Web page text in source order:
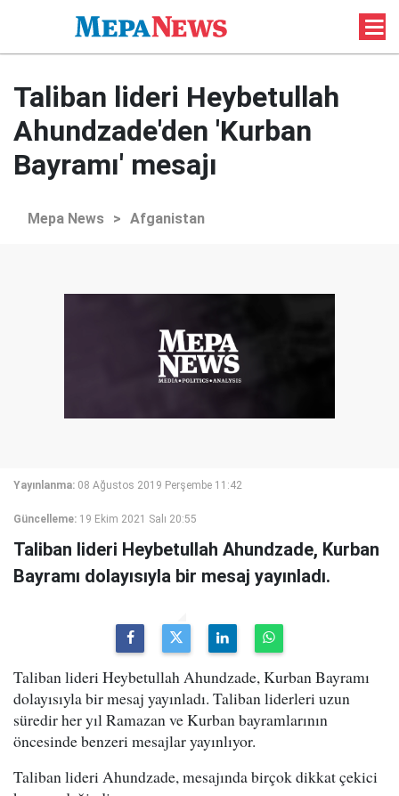
Taliban lideri Heybetullah
Ahundzade'den 'Kurban
Bayramı' mesajı
Mepa News > Afganistan
Yayınlanma: 08 Ağustos 2019 Perşembe 11:42
Güncelleme: 19 Ekim 2021 Salı 20:55
Taliban lideri Heybetullah Ahundzade, Kurban
Bayramı dolayısıyla bir mesaj yayınladı.
Taliban lideri Heybetullah Ahundzade, Kurban Bayramı
dolayısıyla bir mesaj yayınladı. Taliban liderleri uzun
süredir her yıl Ramazan ve Kurban bayramlarının
öncesinde benzeri mesajlar yayınlıyor.
Taliban lideri Ahundzade, mesajında birçok dikkat çekici